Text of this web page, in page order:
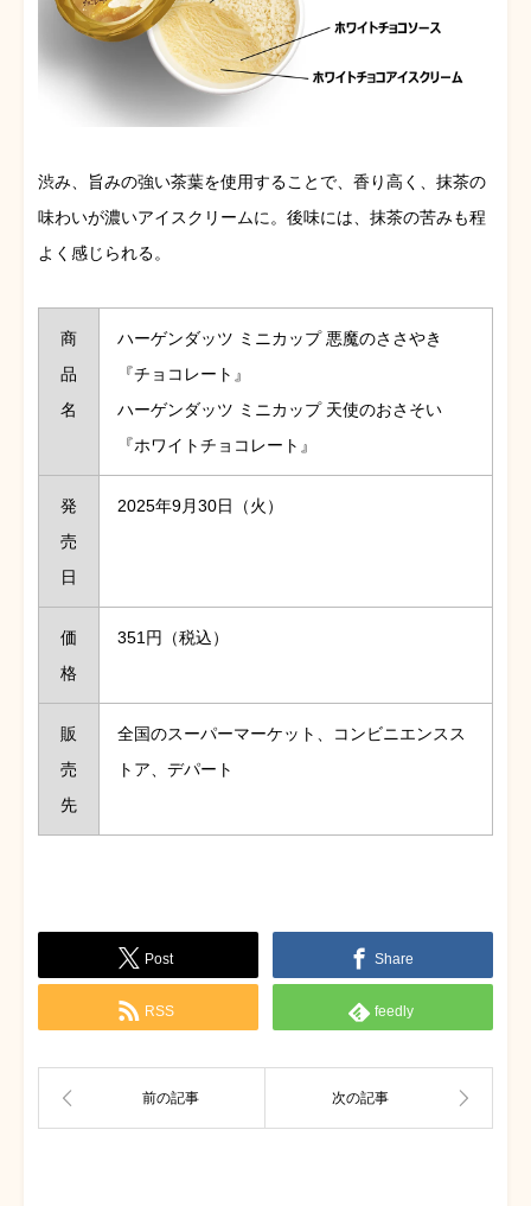
渋み、旨みの強い茶葉を使用することで、香り高く、抹茶の
味わいが濃いアイスクリームに。後味には、抹茶の苦みも程
よく感じられる。
商
品
名
ハーゲンダッツ ミニカップ 悪魔のささやき
『チョコレート』
ハーゲンダッツ ミニカップ 天使のおさそい
『ホワイトチョコレート』
発
売
日
2025年9月30日（火）
価
格
351円（税込）
販
売
先
全国のスーパーマーケット、コンビニエンスス
トア、デパート
Post Share
RSS feedly